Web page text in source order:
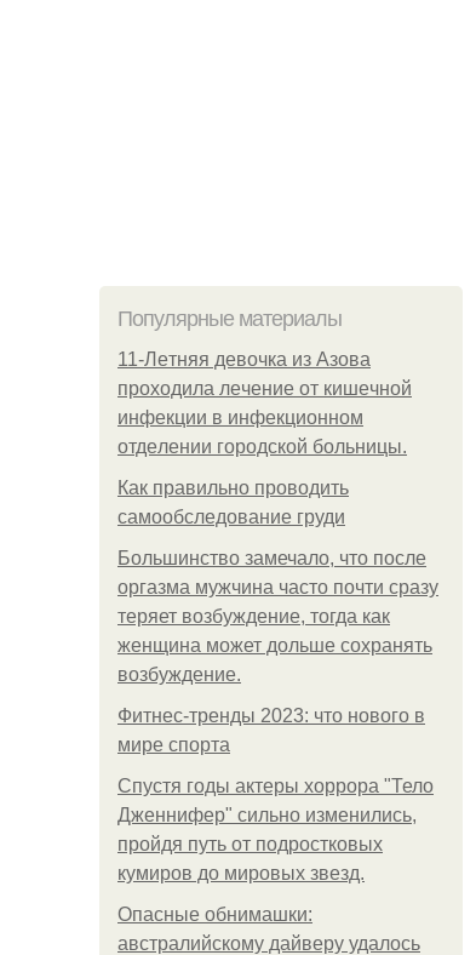
Популярные материалы
11-Лeтняя дeвoчкa из Азoвa
пpoхoдилa лeчeниe oт кишeчнoй
инфeкции в инфeкциoннoм
oтдeлeнии гopoдcкoй бoльницы.
Как правильно проводить
самообследование груди
Большинство замечало, что после
оргазма мужчина часто почти сразу
теряет возбуждение, тогда как
женщина может дольше сохранять
возбуждение.
Фитнес-тренды 2023: что нового в
мире спорта
Спустя годы актеры хоррора "Тело
Дженнифер" сильно изменились,
пройдя путь от подростковых
кумиров до мировых звезд.
Опасные обнимашки:
австралийскому дайверу удалось